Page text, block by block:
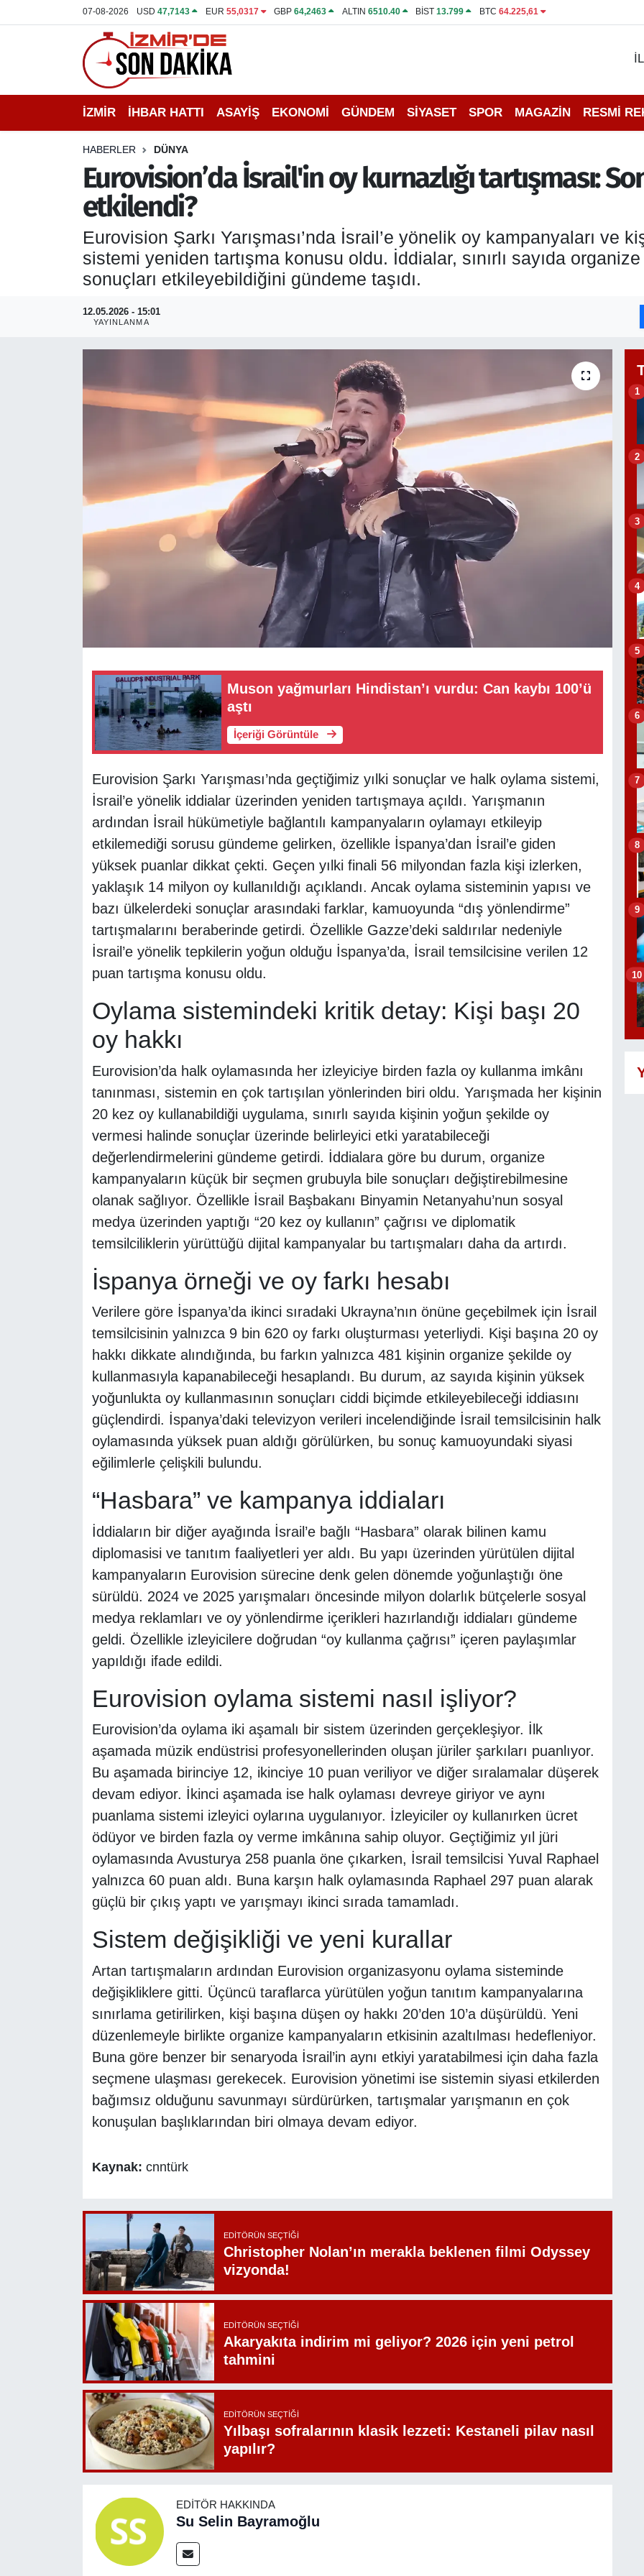
07-08-2026 USD47,7143 EUR 55,0317 GBP64,2463 ALTIN 6510.40 BİST13.799 BTC 64.225,61
İZMİR İHBAR HATTI ASAYİŞ EKONOMİ GÜNDEM SİYASET SPOR MAGAZİN RESMİ
HABERLER DÜNYA
Eurovision’da İsrail'in oy kurnazlığı tartışması:
etkilendi?
Eurovision Şarkı Yarışması’nda İsrail’e yönelik oy kampanyaları ve
sistemi yeniden tartışma konusu oldu. İddialar, sınırlı sayıda
sonuçları etkileyebildiğini gündeme taşıdı.
12.05.2026 - 15:01
YAYINLANMA
Muson yağmurları Hindistan’ı vurdu: Can kaybı 100’ü
aştı
İçeriği Görüntüle
Eurovision Şarkı Yarışması’nda geçtiğimiz yılki sonuçlar ve halk oylama sistemi,
İsrail’e yönelik iddialar üzerinden yeniden tartışmaya açıldı. Yarışmanın
ardından İsrail hükümetiyle bağlantılı kampanyaların oylamayı etkileyip
etkilemediği sorusu gündeme gelirken, özellikle İspanya’dan İsrail’e giden
yüksek puanlar dikkat çekti. Geçen yılki finali 56 milyondan fazla kişi izlerken,
yaklaşık 14 milyon oy kullanıldığı açıklandı. Ancak oylama sisteminin yapısı ve
bazı ülkelerdeki sonuçlar arasındaki farklar, kamuoyunda “dış yönlendirme”
tartışmalarını beraberinde getirdi. Özellikle Gazze’deki saldırılar nedeniyle
İsrail’e yönelik tepkilerin yoğun olduğu İspanya’da, İsrail temsilcisine verilen 12
puan tartışma konusu oldu.
Oylama sistemindeki kritik detay: Kişi başı 20
oy hakkı
Eurovision’da halk oylamasında her izleyiciye birden fazla oy kullanma imkânı
tanınması, sistemin en çok tartışılan yönlerinden biri oldu. Yarışmada her kişinin
20 kez oy kullanabildiği uygulama, sınırlı sayıda kişinin yoğun şekilde oy
vermesi halinde sonuçlar üzerinde belirleyici etki yaratabileceği
değerlendirmelerini gündeme getirdi. İddialara göre bu durum, organize
kampanyaların küçük bir seçmen grubuyla bile sonuçları değiştirebilmesine
olanak sağlıyor. Özellikle İsrail Başbakanı Binyamin Netanyahu’nun sosyal
medya üzerinden yaptığı “20 kez oy kullanın” çağrısı ve diplomatik
temsilciliklerin yürüttüğü dijital kampanyalar bu tartışmaları daha da artırdı.
İspanya örneği ve oy farkı hesabı
Verilere göre İspanya’da ikinci sıradaki Ukrayna’nın önüne geçebilmek için İsrail
temsilcisinin yalnızca 9 bin 620 oy farkı oluşturması yeterliydi. Kişi başına 20 oy
hakkı dikkate alındığında, bu farkın yalnızca 481 kişinin organize şekilde oy
kullanmasıyla kapanabileceği hesaplandı. Bu durum, az sayıda kişinin yüksek
yoğunlukta oy kullanmasının sonuçları ciddi biçimde etkileyebileceği iddiasını
güçlendirdi. İspanya’daki televizyon verileri incelendiğinde İsrail temsilcisinin halk
oylamasında yüksek puan aldığı görülürken, bu sonuç kamuoyundaki siyasi
eğilimlerle çelişkili bulundu.
“Hasbara” ve kampanya iddiaları
İddiaların bir diğer ayağında İsrail’e bağlı “Hasbara” olarak bilinen kamu
diplomasisi ve tanıtım faaliyetleri yer aldı. Bu yapı üzerinden yürütülen dijital
kampanyaların Eurovision sürecine denk gelen dönemde yoğunlaştığı öne
sürüldü. 2024 ve 2025 yarışmaları öncesinde milyon dolarlık bütçelerle sosyal
medya reklamları ve oy yönlendirme içerikleri hazırlandığı iddiaları gündeme
geldi. Özellikle izleyicilere doğrudan “oy kullanma çağrısı” içeren paylaşımlar
yapıldığı ifade edildi.
Eurovision oylama sistemi nasıl işliyor?
Eurovision’da oylama iki aşamalı bir sistem üzerinden gerçekleşiyor. İlk
aşamada müzik endüstrisi profesyonellerinden oluşan jüriler şarkıları puanlıyor.
Bu aşamada birinciye 12, ikinciye 10 puan veriliyor ve diğer sıralamalar düşerek
devam ediyor. İkinci aşamada ise halk oylaması devreye giriyor ve aynı
puanlama sistemi izleyici oylarına uygulanıyor. İzleyiciler oy kullanırken ücret
ödüyor ve birden fazla oy verme imkânına sahip oluyor. Geçtiğimiz yıl jüri
oylamasında Avusturya 258 puanla öne çıkarken, İsrail temsilcisi Yuval Raphael
yalnızca 60 puan aldı. Buna karşın halk oylamasında Raphael 297 puan alarak
güçlü bir çıkış yaptı ve yarışmayı ikinci sırada tamamladı.
Sistem değişikliği ve yeni kurallar
Artan tartışmaların ardından Eurovision organizasyonu oylama sisteminde
değişikliklere gitti. Üçüncü taraflarca yürütülen yoğun tanıtım kampanyalarına
sınırlama getirilirken, kişi başına düşen oy hakkı 20’den 10’a düşürüldü. Yeni
düzenlemeyle birlikte organize kampanyaların etkisinin azaltılması hedefleniyor.
Buna göre benzer bir senaryoda İsrail’in aynı etkiyi yaratabilmesi için daha fazla
seçmene ulaşması gerekecek. Eurovision yönetimi ise sistemin siyasi etkilerden
bağımsız olduğunu savunmayı sürdürürken, tartışmalar yarışmanın en çok
konuşulan başlıklarından biri olmaya devam ediyor.
Kaynak: cnntürk
EDITÖRÜN SEÇTIĞI
Christopher Nolan’ın merakla beklenen filmi Odyssey
vizyonda!
EDITÖRÜN SEÇTIĞI
Akaryakıta indirim mi geliyor? 2026 için yeni petrol
tahmini
EDITÖRÜN SEÇTIĞI
Yılbaşı sofralarının klasik lezzeti: Kestaneli pilav nasıl
yapılır?
EDITÖR HAKKINDA
Su Selin Bayramoğlu
1
2
3
4
5
6
7
8
9
10
İHBAR HATTI
DEPREM
EKONOMİ
SİYASET
ASAYİŞ
RESMİ REKLAM
İzmir Nöbetçi Eczaneler
İzmir Hava Durumu
İzmir Namaz Vakitleri
İzmir Trafik Yoğunluk Haritası
Puan Durumu ve Fikstür
Tüm Manşetler
Son Dakika Haberleri
Haber Arşivi